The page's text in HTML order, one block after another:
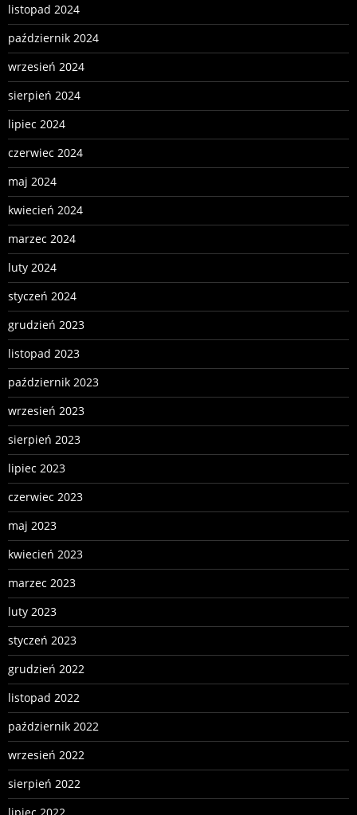
listopad 2024
październik 2024
wrzesień 2024
sierpień 2024
lipiec 2024
czerwiec 2024
maj 2024
kwiecień 2024
marzec 2024
luty 2024
styczeń 2024
grudzień 2023
listopad 2023
październik 2023
wrzesień 2023
sierpień 2023
lipiec 2023
czerwiec 2023
maj 2023
kwiecień 2023
marzec 2023
luty 2023
styczeń 2023
grudzień 2022
listopad 2022
październik 2022
wrzesień 2022
sierpień 2022